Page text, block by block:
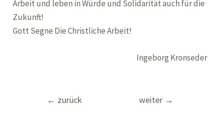
Arbeit und leben in Würde und Solidarität auch für die
Zukunft!
Gott Segne Die Christliche Arbeit!
Ingeborg Kronseder
Beitragsnavigation
← zurück weiter →